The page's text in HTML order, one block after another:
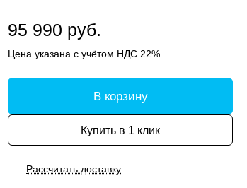
95 990 руб.
Цена указана с учётом НДС 22%
В корзину
Купить в 1 клик
Рассчитать доставку